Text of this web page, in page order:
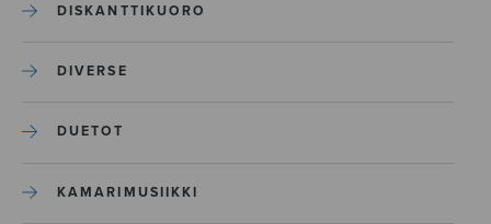
DISKANTTIKUORO
DIVERSE
DUETOT
KAMARIMUSIIKKI